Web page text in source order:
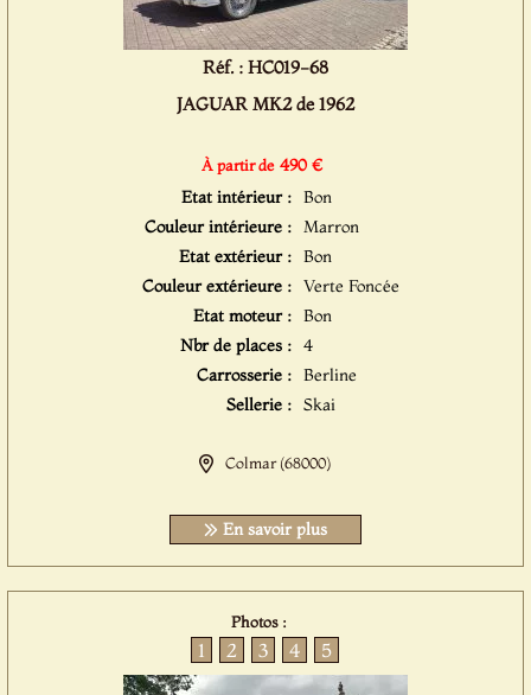
Réf. : HC019-68
JAGUAR MK2 de 1962
À partir de 490 €
Etat intérieur : Bon
Couleur intérieure : Marron
Etat extérieur : Bon
Couleur extérieure : Verte Foncée
Etat moteur : Bon
Nbr de places : 4
Carrosserie : Berline
Sellerie : Skai
Colmar (68000)
En savoir plus
Photos :
1 2 3 4 5